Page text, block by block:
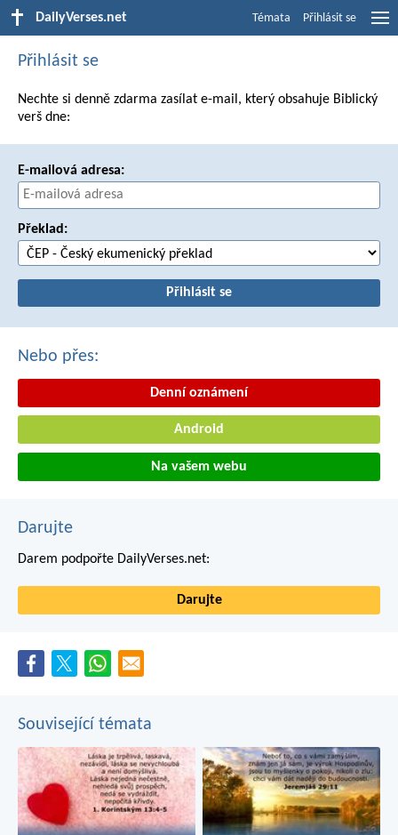
DailyVerses.net Témata Přihlásit se
Přihlásit se
Nechte si denně zdarma zasílat e-mail, který obsahuje Biblický
verš dne:
E-mailová adresa:
Překlad:
Nebo přes:
Denní oznámení
Android
Na vašem webu
Darujte
Darem podpořte DailyVerses.net:
Darujte
Související témata